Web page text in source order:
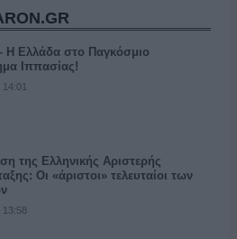
Η Ελλάδα στο Παγκόσμιο
Ιππασίας!
της Ελληνικής Αριστερής
Οι «άριστοι» τελευταίοι των
13:58